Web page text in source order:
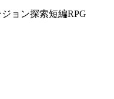
ョン探索短編RPG